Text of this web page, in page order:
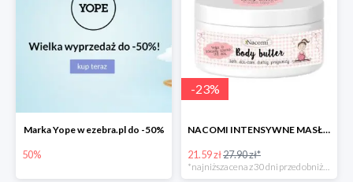
Marka Yope w ezebra.pl do -50%
50%
-23%
NACOMI INTENSYWNE MASŁO DLA KOBIET W CIĄŻY
21.59 zł27.90 zł*